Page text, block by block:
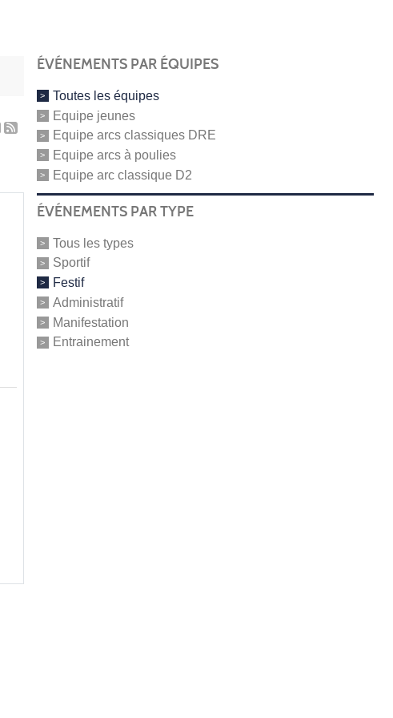
ÉVÉNEMENTS PAR ÉQUIPES
Toutes les équipes
Equipe jeunes
Equipe arcs classiques DRE
Equipe arcs à poulies
Equipe arc classique D2
ÉVÉNEMENTS PAR TYPE
Tous les types
Sportif
Festif
Administratif
Manifestation
Entrainement